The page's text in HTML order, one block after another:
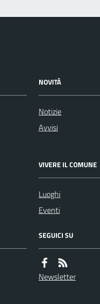
NOVITÀ
Notizie
Avvisi
VIVERE IL COMUNE
Luoghi
Eventi
SEGUICI SU
Newsletter